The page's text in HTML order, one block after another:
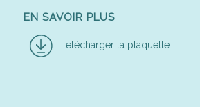
EN SAVOIR PLUS
Télécharger la plaquette